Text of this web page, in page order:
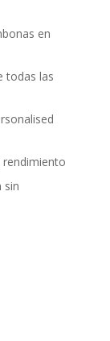
en
todas las
rendimiento
sin